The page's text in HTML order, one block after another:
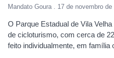
Mandato Goura 17 de novembro de
O Parque Estadual de Vila
de cicloturismo, com cerca de
feito individualmente, em família